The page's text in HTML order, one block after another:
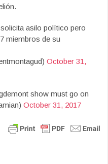
asilo político pero
miembros de su
October 31,
show must go on
October 31, 2017